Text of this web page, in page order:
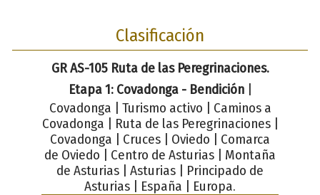
Clasificación
GR AS-105 Ruta de las Peregrinaciones.
Etapa 1: Covadonga - Bendición|
Covadonga | Turismo activo | Caminos a
Covadonga | Ruta de las Peregrinaciones |
Covadonga | Cruces | Oviedo | Comarca
de Oviedo | Centro de Asturias | Montaña
de Asturias | Asturias | Principado de
Asturias | España | Europa.